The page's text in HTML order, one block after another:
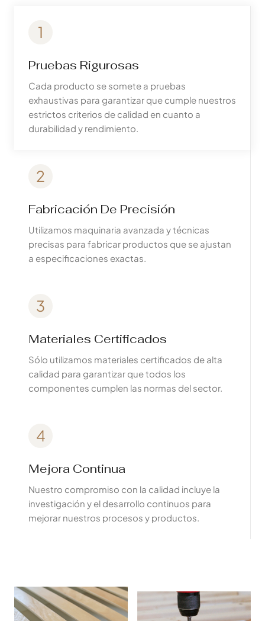
1
Pruebas Rigurosas
Cada producto se somete a pruebas
exhaustivas para garantizar que cumple nuestros
estrictos criterios de calidad en cuanto a
durabilidad y rendimiento.
2
Fabricación De Precisión
Utilizamos maquinaria avanzada y técnicas
precisas para fabricar productos que se ajustan
a especificaciones exactas.
3
Materiales Certificados
Sólo utilizamos materiales certificados de alta
calidad para garantizar que todos los
componentes cumplen las normas del sector.
4
Mejora Continua
Nuestro compromiso con la calidad incluye la
investigación y el desarrollo continuos para
mejorar nuestros procesos y productos.